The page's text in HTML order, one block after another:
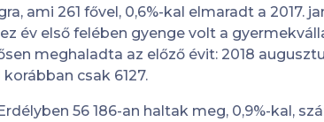
ami 261 fővel, 0,6%-kal elmaradt a 2017.
év első felében gyenge volt a
meghaladta az előző évit: 2018
csak 6127.
56 186-an haltak meg, 0,9%-kal,